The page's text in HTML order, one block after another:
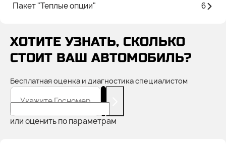
Пакет "Теплые опции"
6
ХОТИТЕ УЗНАТЬ, СКОЛЬКО
СТОИТ ВАШ АВТОМОБИЛЬ?
Бесплатная оценка и диагностика специалистом
Укажите Госномер
или оценить по параметрам